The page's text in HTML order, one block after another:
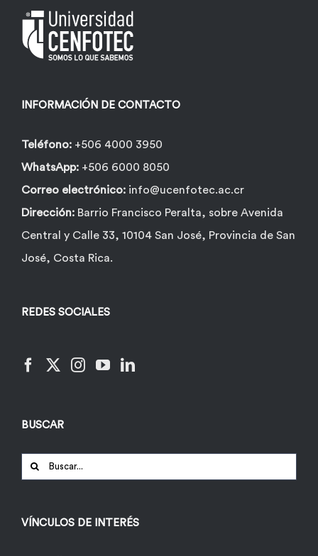
INFORMACIÓN DE CONTACTO
Teléfono: +506 4000 3950
WhatsApp: +506 6000 8050
Correo electrónico: info@ucenfotec.ac.cr
Dirección: Barrio Francisco Peralta, sobre Avenida
Central y Calle 33, 10104 San José, Provincia de San
José, Costa Rica.
REDES SOCIALES
BUSCAR
Buscar:
VÍNCULOS DE INTERÉS